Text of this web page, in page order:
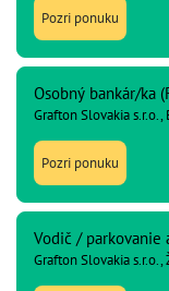
Pozri ponuku
Osobný bankár/ka
Grafton Slovakia s.r.o.,
Pozri ponuku
Vodič / parkovanie
Grafton Slovakia s.r.o.,